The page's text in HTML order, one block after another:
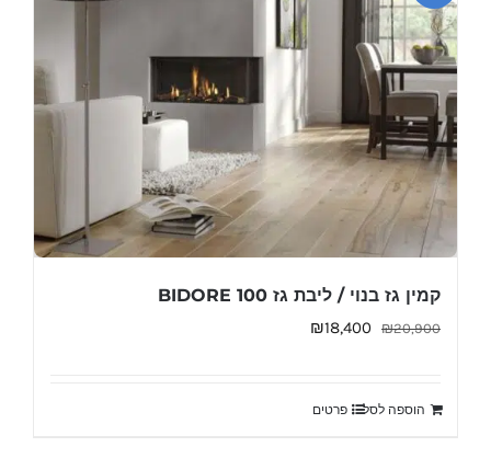
קמין גז בנוי / ליבת גז BIDORE 100
₪20,900
המחיר
₪20,900.
₪18,400
הוספה לסל פרטים